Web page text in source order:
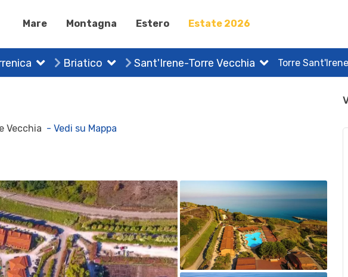
Mare Montagna Estero Estate 2026
Briatico Sant'Irene-Torre Vecchia Torre Sant'Irene
Vecchia - Vedi su Mappa